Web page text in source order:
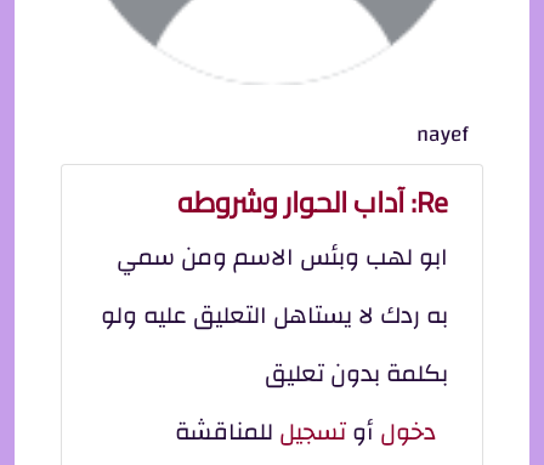
nayef
Re: آداب الحوار وشروطه
ابو لهب وبئس الاسم ومن سمي
به ردك لا يستاهل التعليق عليه ولو
بكلمة بدون تعليق
دخولأوتسجيلللمناقشة